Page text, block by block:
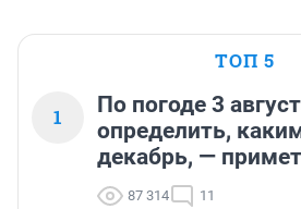
ТОП 5
1
По погоде 3
определить,
декабрь, —
87 314 11